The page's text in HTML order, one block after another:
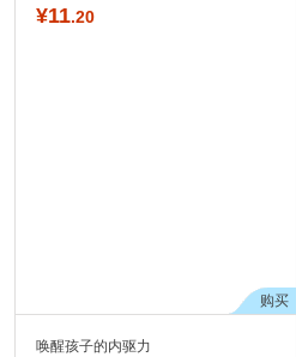
¥11.20
购买
唤醒孩子的内驱力